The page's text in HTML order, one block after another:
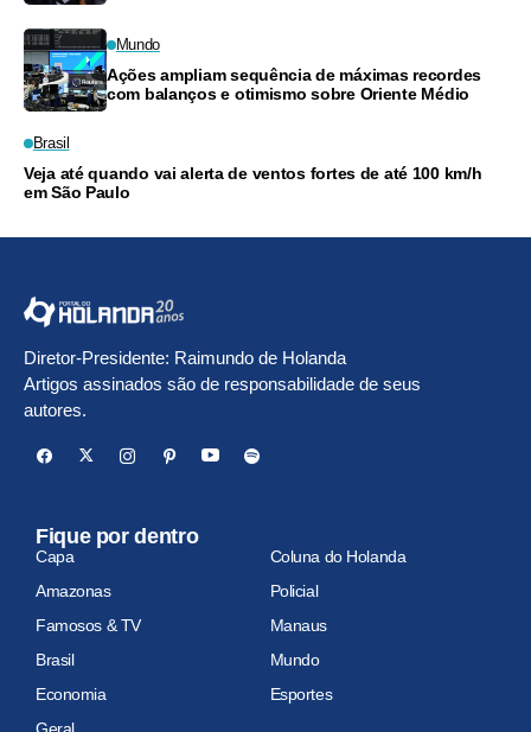
Mundo
Ações ampliam sequência de máximas recordes
com balanços e otimismo sobre Oriente Médio
Brasil
Veja até quando vai alerta de ventos fortes de até 100 km/h
em São Paulo
Diretor-Presidente: Raimundo de Holanda
Artigos assinados são de responsabilidade de seus
autores.
Fique por dentro
Capa
Coluna do Holanda
Amazonas
Policial
Famosos & TV
Manaus
Brasil
Mundo
Economia
Esportes
Geral